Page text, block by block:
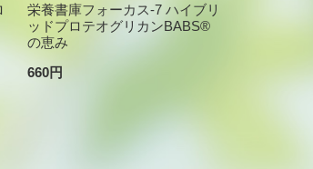
栄養書庫フォーカス-7 ハイブリ
ッドプロテオグリカンBABS®
の恵み
660円